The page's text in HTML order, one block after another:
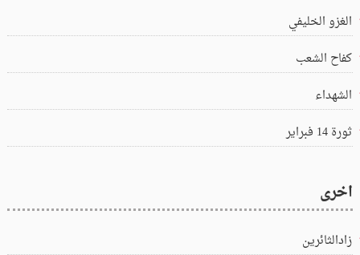
الغزو الخليفي
كفاح الشعب
الشهداء
ثورة 14 فبراير
اخرى
زادالثائرين